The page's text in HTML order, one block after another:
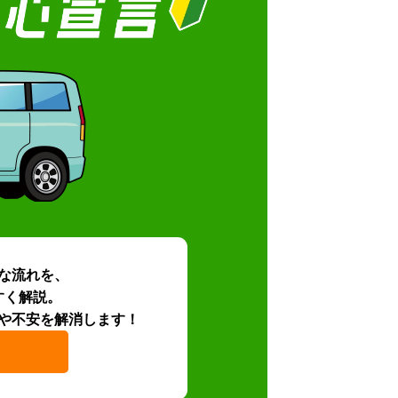
流れを、
解説。
不安を解消します！